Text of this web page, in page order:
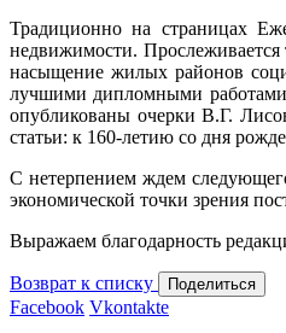
Традиционно на страницах
недвижимости. Прослеживается
насыщение жилых районов
лучшими дипломными работами
опубликованы очерки В.Г.
статьи: к 160-летию со дня
С нетерпением ждем
экономической точки зрения
Выражаем благодарность
Возврат к списку Поделиться
Facebook Vkontakte